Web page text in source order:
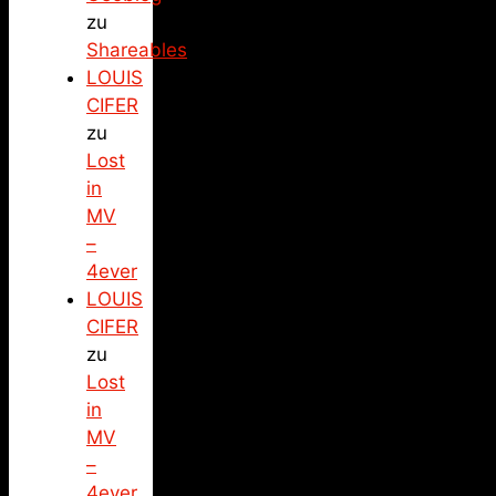
zu
Shareables
LOUIS
CIFER
zu
Lost
in
MV
–
4ever
LOUIS
CIFER
zu
Lost
in
MV
–